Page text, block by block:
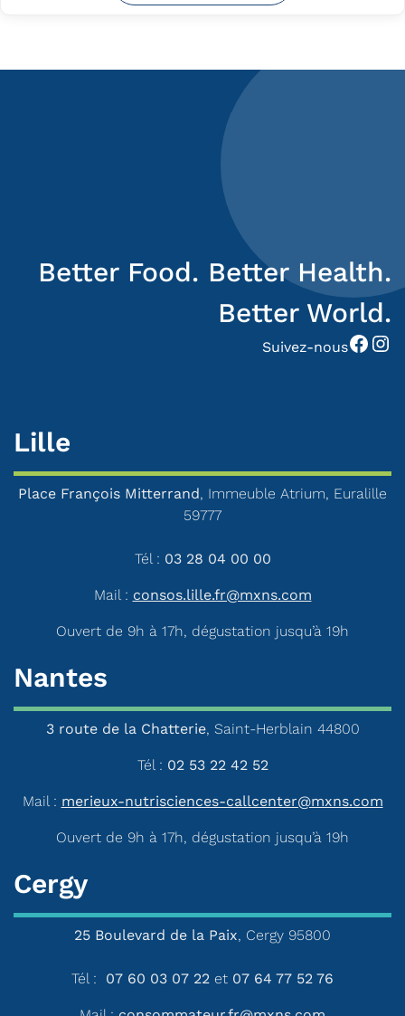
Better Food. Better Health.
Better World.
Suivez-nousFacebook Instagram
Lille
Place François Mitterrand, Immeuble Atrium, Euralille
59777
Tél : 03 28 04 00 00
Mail : consos.lille.fr@mxns.com
Ouvert de 9h à 17h, dégustation jusqu’à 19h
Nantes
3 route de la Chatterie, Saint-Herblain 44800
Tél : 02 53 22 42 52
Mail : merieux-nutrisciences-callcenter@mxns.com
Ouvert de 9h à 17h, dégustation jusqu’à 19h
Cergy
25 Boulevard de la Paix, Cergy 95800
Tél : 07 60 03 07 22 et 07 64 77 52 76